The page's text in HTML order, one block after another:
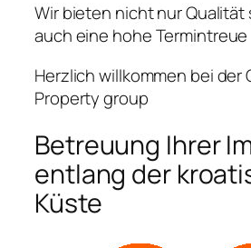
Wir bieten nicht nur
auch eine hohe Termintreue
Herzlich willkommen bei der
Property group
Betreuung Ihrer
entlang der
Küste